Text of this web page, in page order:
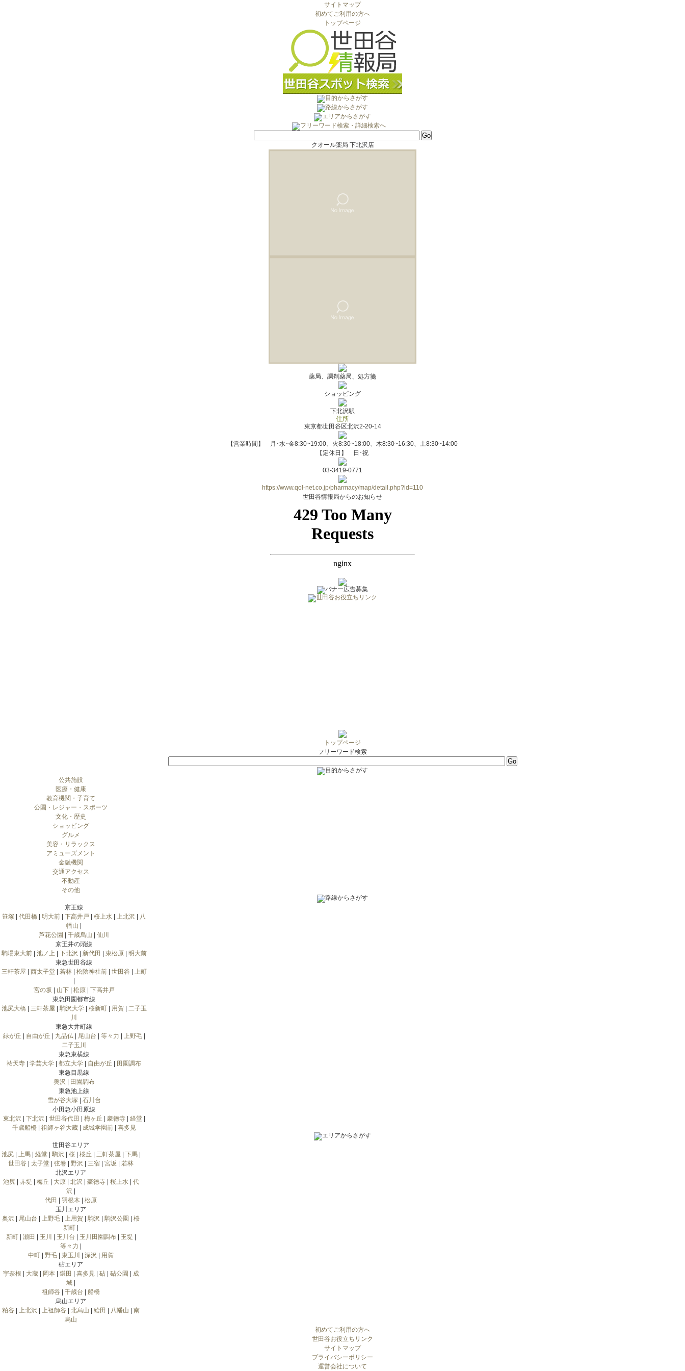
サイトマップ
初めてご利用の方へ
トップページ
クオール薬局 下北沢店
薬局、調剤薬局、処方箋
ショッピング
下北沢駅
東京都世田谷区北沢2-20-14
【営業時間】 月･水･金8:30~19:00、火8:30~18:00、木8:30~16:30、土8:30~14:00
【定休日】 日･祝
03-3419-0771
https://www.qol-net.co.jp/pharmacy/map/detail.php?id=110
世田谷情報局からのお知らせ
トップページ
フリーワード検索
公共施設
医療・健康
教育機関・子育て
公園・レジャー・スポーツ
文化・歴史
ショッピング
グルメ
美容・リラックス
アミューズメント
金融機関
交通アクセス
不動産
その他
京王線
笹塚
代田橋 明大前 下高井戸 桜上水 上北沢
八
幡山
芦花公園
千歳烏山
仙川
京王井の頭線
駒場東大前| 池ノ上 下北沢 新代田 東松原| 明大前
東急世田谷線
三軒茶屋
西太子堂| 若林| 松陰神社前| 世田谷
上町
宮の坂
山下| 松原| 下高井戸
東急田園都市線
池尻大橋| 三軒茶屋 駒沢大学| 桜新町| 用賀| 二子玉
川
東急大井町線
緑が丘
自由が丘 九品仏| 尾山台 等々力 上野毛|
二子玉川
東急東横線
祐天寺
学芸大学 都立大学 自由が丘
田園調布
東急目黒線
奥沢
田園調布
東急池上線
雪が谷大塚| 石川台
小田急小田原線
東北沢
下北沢 世田谷代田 梅ヶ丘 豪徳寺| 経堂|
千歳船橋| 祖師ヶ谷大蔵| 成城学園前| 喜多見
世田谷エリア
池尻| 上馬| 経堂| 駒沢 桜| 桜丘 三軒茶屋 下馬|
世田谷
太子堂 弦巻 野沢 三宿 宮坂
若林
北沢エリア
池尻| 赤堤 梅丘 大原| 北沢 豪徳寺| 桜上水| 代
沢
代田
羽根木
松原
玉川エリア
奥沢
尾山台 上野毛 上用賀 駒沢 駒沢公園
桜
新町
新町| 瀬田 玉川 玉川台 玉川田園調布| 玉堤
等々力
中町
野毛 東玉川 深沢
用賀
砧エリア
宇奈根
大蔵| 岡本| 鎌田 喜多見| 砧| 砧公園
成
城
祖師谷
千歳台
船橋
烏山エリア
粕谷
上北沢 上祖師谷 北烏山 給田 八幡山
南
烏山
初めてご利用の方へ
世田谷お役立ちリンク
サイトマップ
プライバシーポリシー
運営会社について